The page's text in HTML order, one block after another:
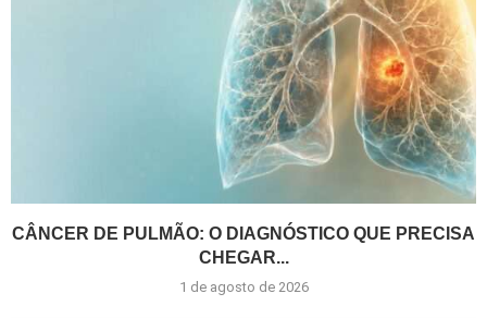
CÂNCER DE PULMÃO: O DIAGNÓSTICO QUE PRECISA
CHEGAR...
1 de agosto de 2026